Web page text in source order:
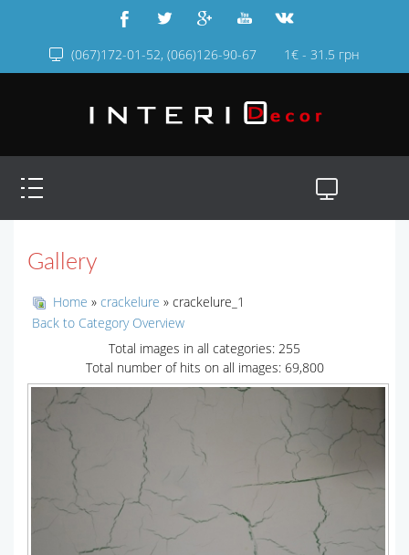
(067)172-01-52, (066)126-90-67 1€ - 31.5 грн
Gallery
Home » crackelure » crackelure_1
Back to Category Overview
Total images in all categories: 255
Total number of hits on all images: 69,800